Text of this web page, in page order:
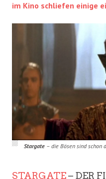
im Kino schliefen einige
Stargate– die Bösen sind schon
STARGATE– DER